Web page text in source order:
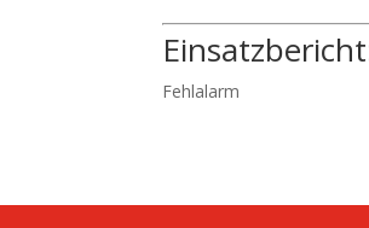
Fehlalarm